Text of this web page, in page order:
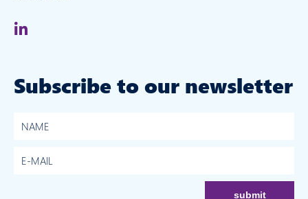
Subscribe to our newsletter